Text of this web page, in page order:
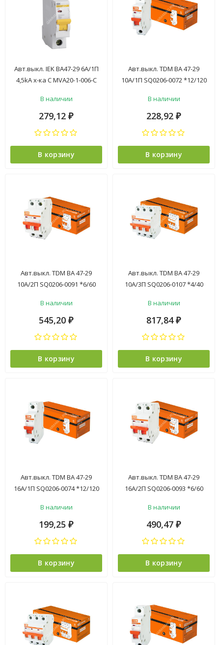
Авт.выкл. IEK ВА47-29 6А/1П
4,5kA х-ка С MVA20-1-006-C
В наличии
279,12 ₽
В корзину
Авт.выкл. TDM ВА 47-29
10А/1П SQ0206-0072 *12/120
В наличии
228,92 ₽
В корзину
Авт.выкл. TDM ВА 47-29
10А/2П SQ0206-0091 *6/60
В наличии
545,20 ₽
В корзину
Авт.выкл. TDM ВА 47-29
10А/3П SQ0206-0107 *4/40
В наличии
817,84 ₽
В корзину
Авт.выкл. TDM ВА 47-29
16А/1П SQ0206-0074 *12/120
В наличии
199,25 ₽
В корзину
Авт.выкл. TDM ВА 47-29
16А/2П SQ0206-0093 *6/60
В наличии
490,47 ₽
В корзину